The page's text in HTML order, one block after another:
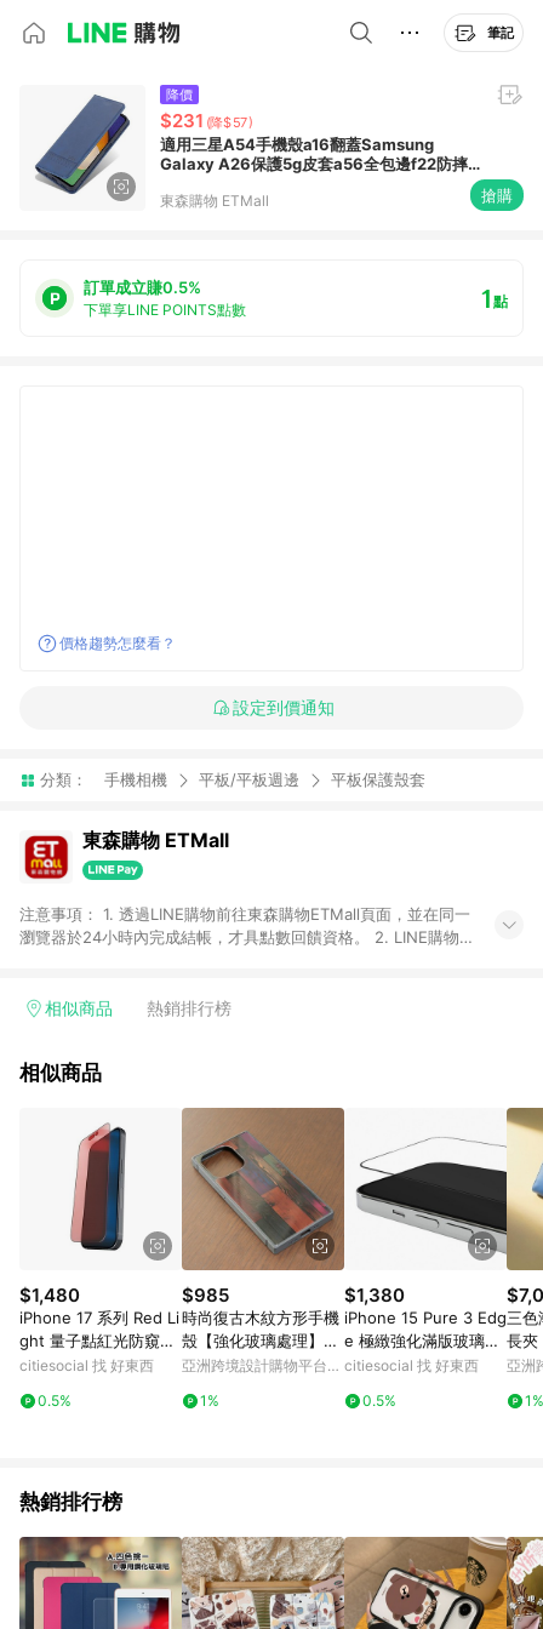
筆記
降價
$231 (降$57)
適用三星A54手機殼a16翻蓋Samsung
Galaxy A26保護5g皮套a56全包邊f22防摔
東森購物 ETMall 搶購
訂單成立賺0.5%
下單享LINE POINTS點數 1點
價格趨勢怎麼看？
設定到價通知
分類： 手機相機 平板/平板週邊 平板保護殼套
東森購物 ETMall
注意事項： 1. 透過LINE購物前往東森購物ETMall頁面，並在同一
瀏覽器於24小時內完成結帳，才具點數回饋資格。 2. LINE購物
單，皆不在點數回饋範圍內。 3. 如購買以下類別商品，將無法獲
球嚴選、商城、專案商品、「草莓網」全館商品。 4. 如取消訂
回饋。 5. 點數回饋會扣除所有折扣優惠後之最終發票金額計算，
實際回饋請依LINE購物通知為主。 6. 訂單如有使用東森購物
ETMall站內之折扣優惠(包含但不限於東森幣、樂透金、東森現金
券等)，不具點數回饋資格。詳細請依東森購物ETMall之結帳頁面
顯示為準。 7. LINE購物設有「單一商品最高回饋點數」機制(特
殊活動時開放「回饋無上限」)，以同一訂單中同一商品不論件數
計算，並依訂單成立時間當下LINE購物所設定的回饋機制為準。
8. LINE購物為購物資訊整合性平台，商品資料更新會有時間差，
如顯示之商品規格、顏色、價位、贈品與東森購物ETMall銷售網
頁不符，以銷售網頁標示為準。 9. 若有贈點爭議，請務必於訂單
日期+180天以內至LINE購物客服洽詢；若超過180天(含)以上進
行申訴，恕無法贈點回饋。 10. 部分點數紅包僅限指定商品使
用，或不適用於無回饋商品。各點數紅包之適用商品與使用條件
相似商品 熱銷排行榜
相似商品
$1,480
iPhone 17 系列 Red Li
ght 量子點紅光防窺玻
璃保護貼 iPhone 17 Pr
citiesocial 找 好東西
0.5%
$985
時尚復古木紋方形手機
殼【強化玻璃處理】支
援 iPhone16
亞洲跨境設計購物平台
1%
$1,380
iPhone 15 Pure 3 Edg
e 極緻強化滿版玻璃保
護貼 iPhone 15 Plus /
citiesocial 找 好東西
0.5%
三
長夾
亞洲
1%
熱銷排行榜